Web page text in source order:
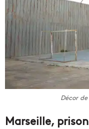
Décor
Marseille,